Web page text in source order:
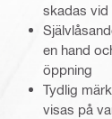
skadas vid
en hand
öppning
Tydlig
visas på